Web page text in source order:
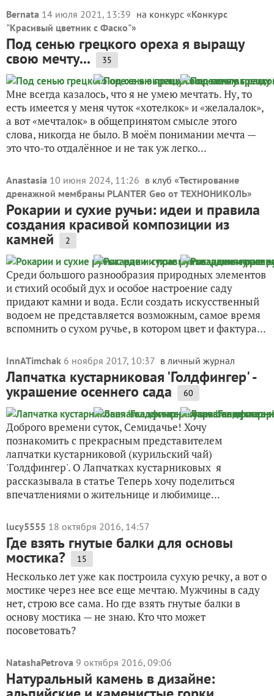
Bernata 14 июля 2021, 13:39 на конкурс «Конкурс
"Красивый цветник с Фаско"»
Под сенью грецкого ореха я выращу
свою мечту... 35
Мне всегда казалось, что я не умею мечтать. Ну, то
есть имеется у меня чуток «хотелкок» и «желалалок»,
а вот «мечталок» в общепринятом смысле этого
слова, никогда не было. В моём понимании мечта —
это что-то отдалённое и не так уж легко...
Anastasia 10 июня 2024, 11:26 в клуб «Тестирование
дренажной мембраны PLANTER Geo от ТЕХНОНИКОЛЬ»
Рокарии и сухие ручьи: идеи и правила
создания красивой композиции из
камней 2
Среди большого разнообразия природных элементов
и стихий особый дух и особое настроение саду
придают камни и вода. Если создать искусственный
водоем не представляется возможным, самое время
вспомнить о сухом ручье, в котором цвет и фактура...
InnATimchak 6 ноября 2017, 10:37 в личный журнал
Лапчатка кустарниковая 'Голдфингер' -
украшение осеннего сада 60
Доброго времени суток, Семидачье! Хочу
познакомить с прекрасным представителем
лапчатки кустарниковой (курильский чай)
'Голдфингер'. О Лапчатках кустарниковых я
рассказывала в статье Теперь хочу поделиться
впечатлениями о жительнице и любимице...
lucy5555 18 октября 2016, 14:57
Где взять гнутые балки для основы
мостика? 15
Несколько лет уже как построила сухую речку, а вот о
мостике через нее все еще мечтаю. Мужчины в саду
нет, строю все сама. Но где взять гнутые балки в
основу мостика — не знаю. Кто что может
посоветовать?
NatashaPetrova 9 октября 2016, 09:06
Натуральный камень в дизайне: